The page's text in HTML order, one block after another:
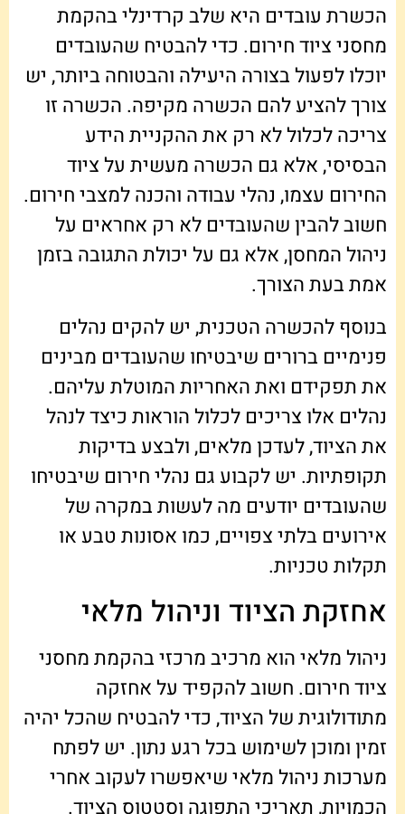
הכשרת עובדים היא שלב קרדינלי בהקמת
מחסני ציוד חירום. כדי להבטיח שהעובדים
יוכלו לפעול בצורה היעילה והבטוחה ביותר, יש
צורך להציע להם הכשרה מקיפה. הכשרה זו
צריכה לכלול לא רק את ההקניית הידע
הבסיסי, אלא גם הכשרה מעשית על ציוד
החירום עצמו, נהלי עבודה והכנה למצבי חירום.
חשוב להבין שהעובדים לא רק אחראים על
ניהול המחסן, אלא גם על יכולת התגובה בזמן
אמת בעת הצורך.
בנוסף להכשרה הטכנית, יש להקים נהלים
פנימיים ברורים שיבטיחו שהעובדים מבינים
את תפקידם ואת האחריות המוטלת עליהם.
נהלים אלו צריכים לכלול הוראות כיצד לנהל
את הציוד, לעדכן מלאים, ולבצע בדיקות
תקופתיות. יש לקבוע גם נהלי חירום שיבטיחו
שהעובדים יודעים מה לעשות במקרה של
אירועים בלתי צפויים, כמו אסונות טבע או
תקלות טכניות.
אחזקת הציוד וניהול מלאי
ניהול מלאי הוא מרכיב מרכזי בהקמת מחסני
ציוד חירום. חשוב להקפיד על אחזקה
מתודולוגית של הציוד, כדי להבטיח שהכל יהיה
זמין ומוכן לשימוש בכל רגע נתון. יש לפתח
מערכות ניהול מלאי שיאפשרו לעקוב אחרי
הכמויות, תאריכי התפוגה וסטטוס הציוד.